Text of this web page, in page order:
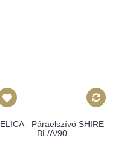
ELICA - Páraelszívó SHIRE
BL/A/90